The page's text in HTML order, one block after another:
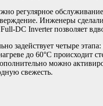
регулярное
Инженеры
DC Inverter позволяет
задействует четыре
до 60°C происходит
можно
свежесть.